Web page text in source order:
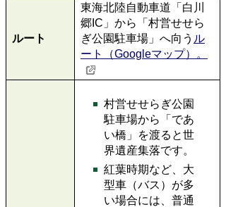
ルート
東海北陸自動車道「白川
郷IC」から「村営せせら
ぎ公園駐車場」へ向う ル
ート（Googleマップ）。
村営せせらぎ公園
駐車場から「であ
い橋」を渡ると世
界遺産集落です。
紅葉時期など、大
型車（バス）が多
い場合には、普通